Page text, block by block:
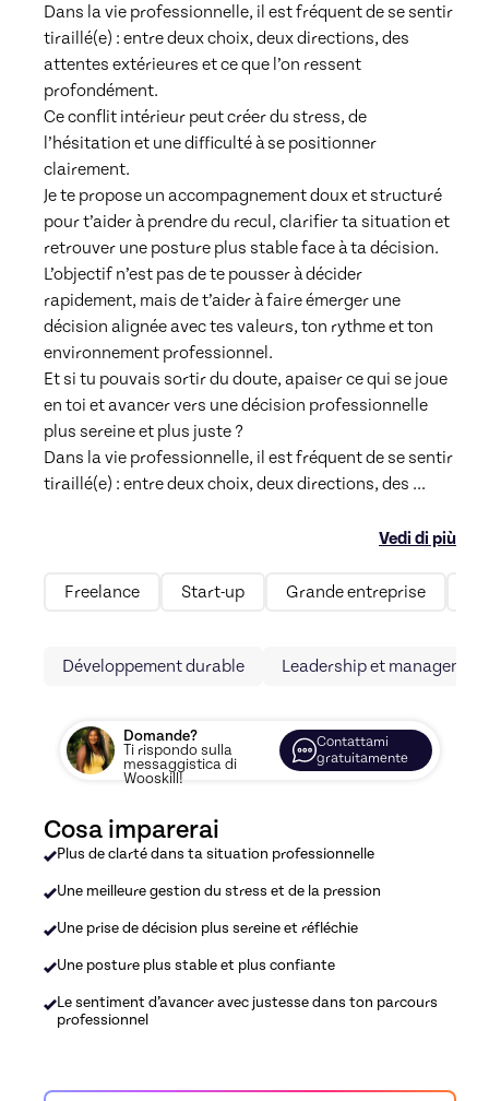
Dans la vie professionnelle, il est fréquent de se sentir
tiraillé(e) : entre deux choix, deux directions, des
attentes extérieures et ce que l’on ressent
profondément.
Ce conflit intérieur peut créer du stress, de
l’hésitation et une difficulté à se positionner
clairement.
Je te propose un accompagnement doux et structuré
pour t’aider à prendre du recul, clarifier ta situation et
retrouver une posture plus stable face à ta décision.
L’objectif n’est pas de te pousser à décider
rapidement, mais de t’aider à faire émerger une
décision alignée avec tes valeurs, ton rythme et ton
environnement professionnel.
Et si tu pouvais sortir du doute, apaiser ce qui se joue
en toi et avancer vers une décision professionnelle
plus sereine et plus juste ?
Dans la vie professionnelle, il est fréquent de se sentir
tiraillé(e) : entre deux choix, deux directions, des ...
Vedi di più
Freelance Start-up Grande entreprise
Développement durable Leadership et management
Domande?
Ti rispondo sulla
messaggistica di
Wooskill!
Contattami
gratuitamente
Cosa imparerai
Plus de clarté dans ta situation professionnelle
Une meilleure gestion du stress et de la pression
Une prise de décision plus sereine et réfléchie
Une posture plus stable et plus confiante
Le sentiment d’avancer avec justesse dans ton parcours
professionnel